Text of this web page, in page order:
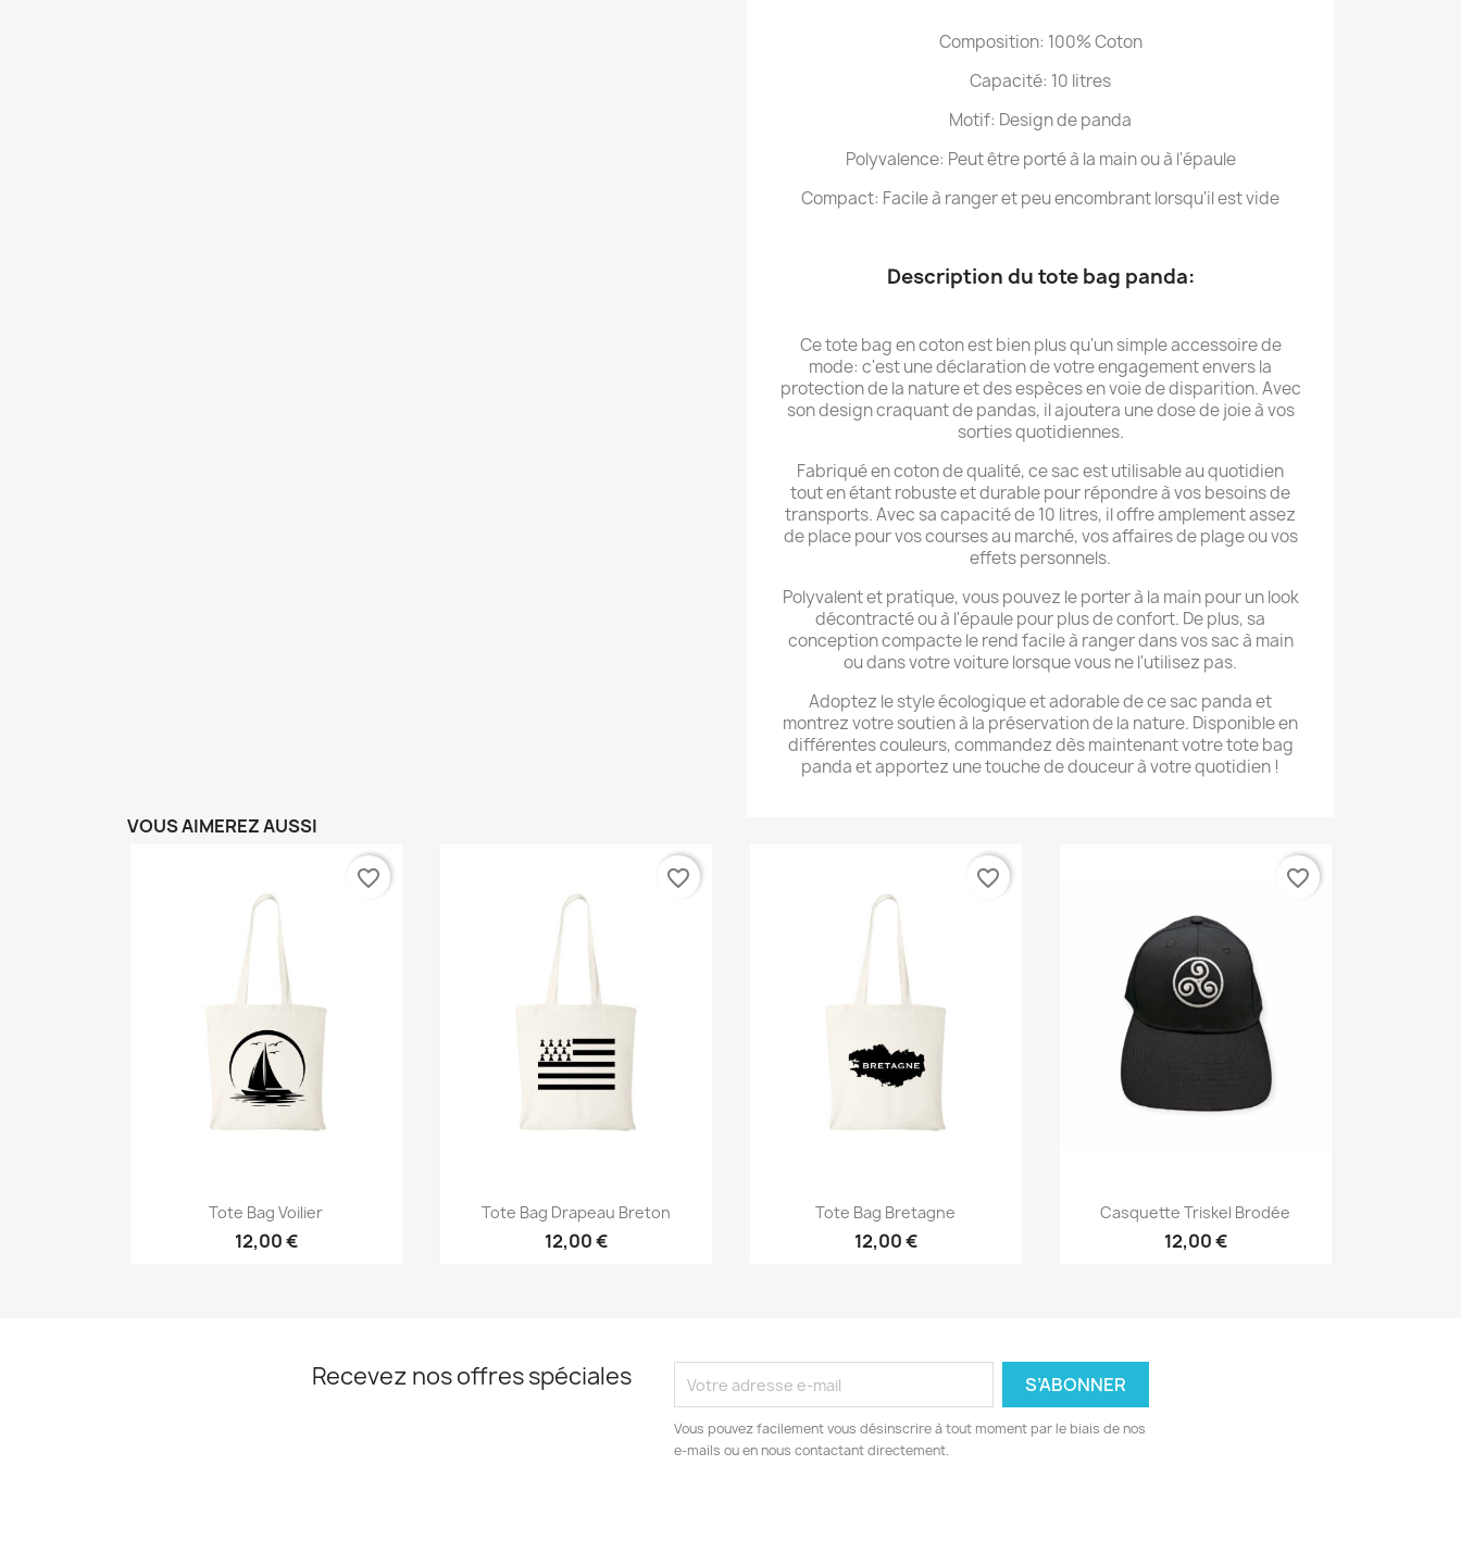
Composition: 100% Coton
Capacité: 10 litres
Motif: Design de panda
Polyvalence: Peut être porté à la main ou à l'épaule
Compact: Facile à ranger et peu encombrant lorsqu'il est vide
Description du tote bag panda:
Ce tote bag en coton est bien plus qu'un simple accessoire de
mode: c'est une déclaration de votre engagement envers la
protection de la nature et des espèces en voie de disparition. Avec
son design craquant de pandas, il ajoutera une dose de joie à vos
sorties quotidiennes.
Fabriqué en coton de qualité, ce sac est utilisable au quotidien
tout en étant robuste et durable pour répondre à vos besoins de
transports. Avec sa capacité de 10 litres, il offre amplement assez
de place pour vos courses au marché, vos affaires de plage ou vos
effets personnels.
Polyvalent et pratique, vous pouvez le porter à la main pour un look
décontracté ou à l'épaule pour plus de confort. De plus, sa
conception compacte le rend facile à ranger dans vos sac à main
ou dans votre voiture lorsque vous ne l'utilisez pas.
Adoptez le style écologique et adorable de ce sac panda et
montrez votre soutien à la préservation de la nature. Disponible en
différentes couleurs, commandez dès maintenant votre tote bag
panda et apportez une touche de douceur à votre quotidien !
VOUS AIMEREZ AUSSI
Aperçu rapide
Tote Bag Voilier
12,00 €
favorite_border
Aperçu rapide
Tote Bag Drapeau Breton
12,00 €
favorite_border
Aperçu rapide
Tote Bag Bretagne
12,00 €
favorite_border
Aperçu rapide
Casquette Triskel Brodée
12,00 €
favorite_border
Recevez nos offres spéciales
Vous pouvez facilement vous désinscrire à tout moment par le biais de nos
e-mails ou en nous contactant directement.